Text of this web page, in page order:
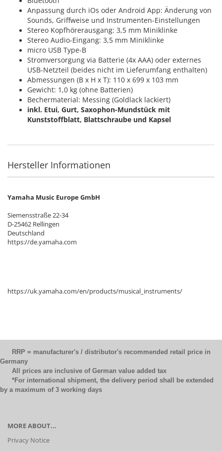
Anpassung durch iOs oder Android App: Änderung von
Sounds, Griffweise und Instrumenten-Einstellungen
Stereo Kopfhörerausgang: 3,5 mm Miniklinke
Stereo Audio-Eingang: 3,5 mm Miniklinke
micro USB Type-B
Stromversorgung via Batterie (4x AAA) oder externes
USB-Netzteil (beides nicht im Lieferumfang enthalten)
Abmessungen (B x H x T): 110 x 699 x 103 mm
Gewicht: 1,0 kg (ohne Batterien)
Bechermaterial: Messing (Goldlack lackiert)
inkl. Etui, Gurt, Saxophon-Mundstück mit
Kunststoffblatt, Blattschraube und Kapsel
Hersteller Informationen
Yamaha Music Europe GmbH
Siemensstraße 22-34
D-25462 Rellingen
Deutschland
https://de.yamaha.com
https://uk.yamaha.com/en/products/musical_instruments/
RRP = manufacturer's / distributor's recommended retail price in
Germany
All prices are inclusive of German value added tax
*For international shipment, the delivery period shall be extended
by a maximum of 3 working days
MORE ABOUT...
Privacy Notice